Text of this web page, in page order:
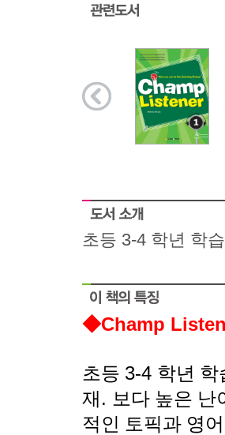
초등 3-4 학년 학
◆Champ
초등 3-4 학년
재 . 보다 높은 난
적인 토픽과 영